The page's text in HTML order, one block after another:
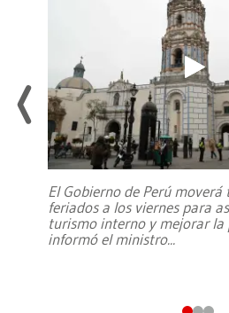
El Gobierno de Perú moverá
feriados a los viernes para
turismo interno y mejorar
informó el ministro...